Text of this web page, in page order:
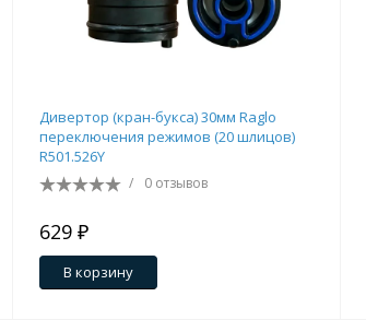
Дивертор (кран-букса) 30мм Raglo
переключения режимов (20 шлицов)
R501.526Y
/ 0 отзывов
629 ₽
В корзину